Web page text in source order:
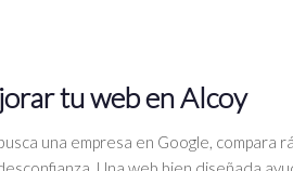
tu web en Alcoy
una empresa en Google, compara